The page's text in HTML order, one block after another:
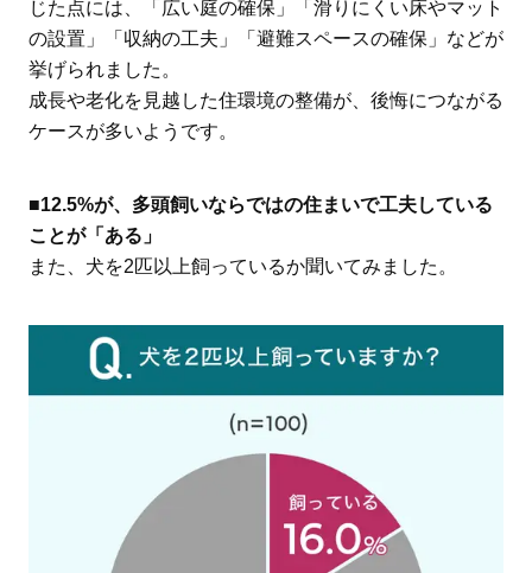
じた点には、「広い庭の確保」「滑りにくい床やマット
の設置」「収納の工夫」「避難スペースの確保」などが
挙げられました。
成長や老化を見越した住環境の整備が、後悔につながる
ケースが多いようです。
■12.5%が、多頭飼いならではの住まいで工夫している
ことが「ある」
また、犬を2匹以上飼っているか聞いてみました。